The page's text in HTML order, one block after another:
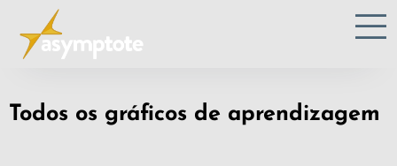
Todos os gráficos de aprendizagem